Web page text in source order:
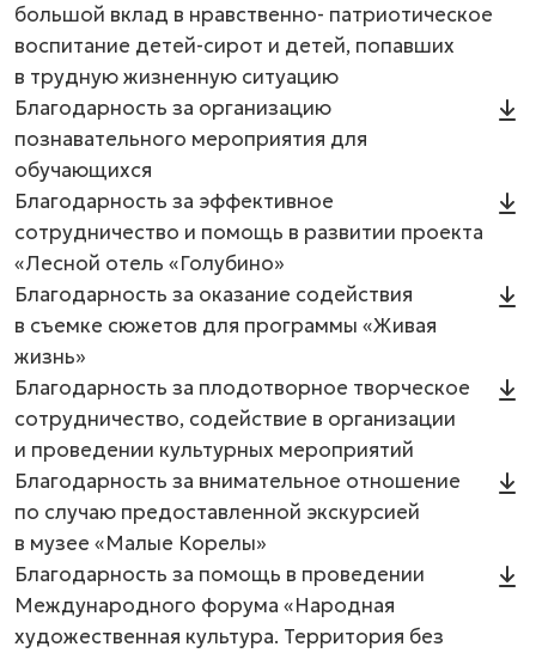
большой вклад в нравственно- патриотическое
воспитание детей-сирот и детей, попавших
в трудную жизненную ситуацию
Благодарность за организацию
познавательного мероприятия для
обучающихся
Благодарность за эффективное
сотрудничество и помощь в развитии проекта
«Лесной отель «Голубино»
Благодарность за оказание содействия
в съемке сюжетов для программы «Живая
жизнь»
Благодарность за плодотворное творческое
сотрудничество, содействие в организации
и проведении культурных мероприятий
Благодарность за внимательное отношение
по случаю предоставленной экскурсией
в музее «Малые Корелы»
Благодарность за помощь в проведении
Международного форума «Народная
художественная культура. Территория без